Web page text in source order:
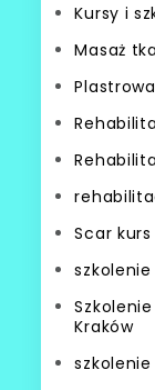
Kursy i
Masaż
Scar
Kraków